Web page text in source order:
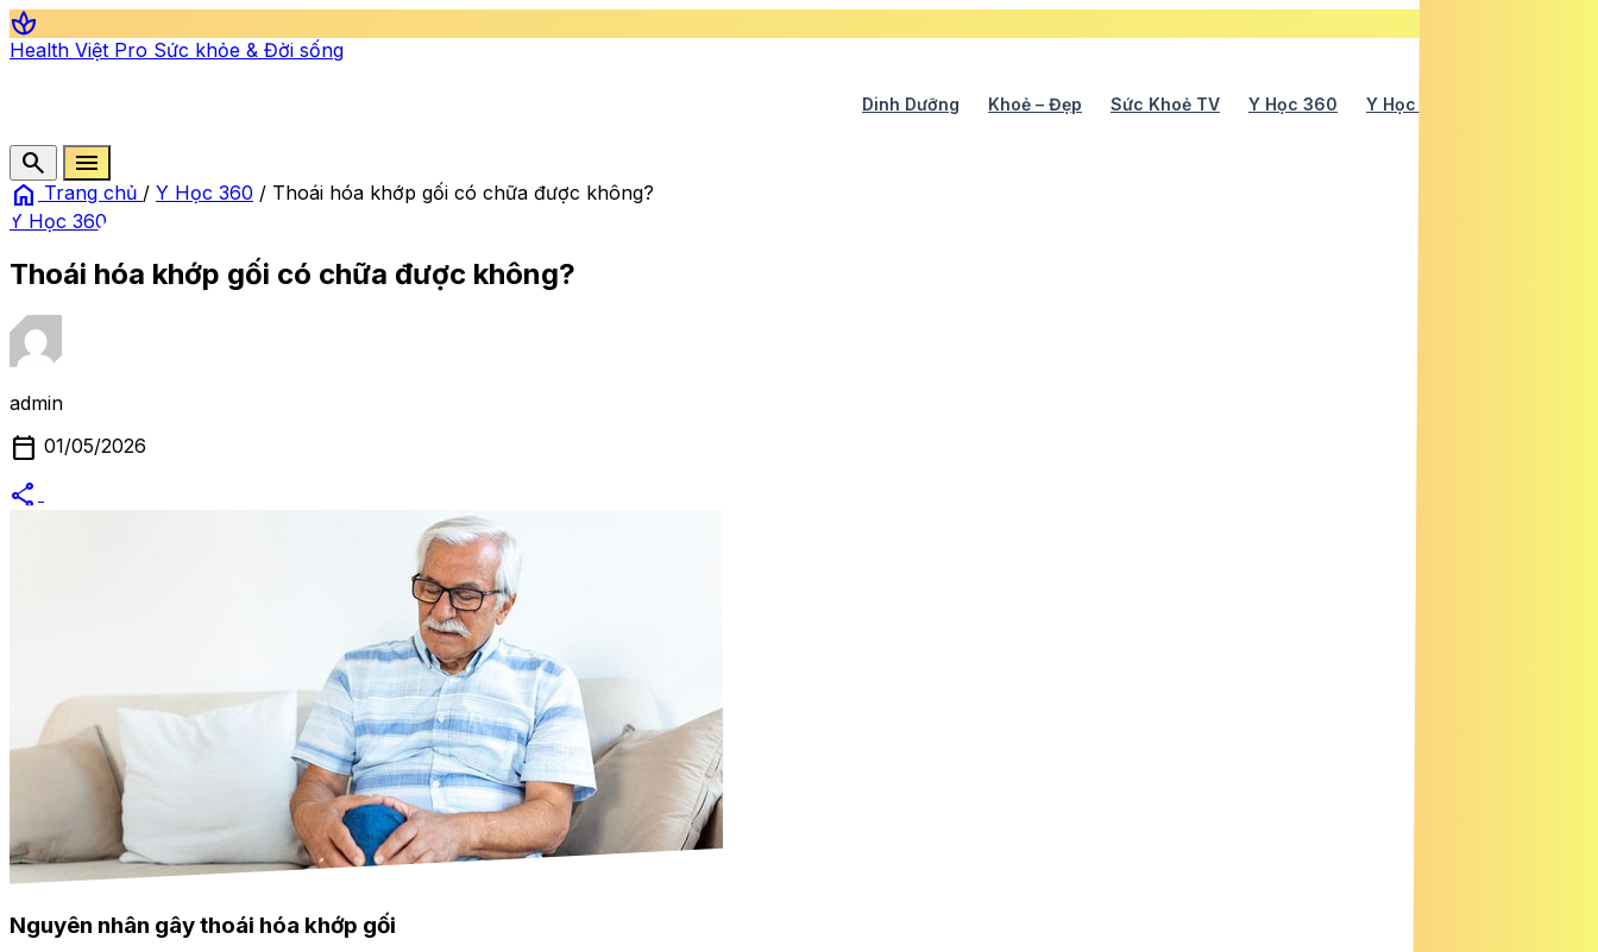
spa
Health Việt Pro Sức khỏe & Đời sống
Dinh Dưỡng Khoẻ – Đẹp Sức Khoẻ TV Y Học 360 Y Học Cổ Truyền
search
menu
home Trang chủ / Y Học 360 / Thoái hóa khớp gối có chữa được không?
Y Học 360
Thoái hóa khớp gối có chữa được không?
admin
calendar_today 01/05/2026
share
Nguyên nhân gây thoái hóa khớp gối